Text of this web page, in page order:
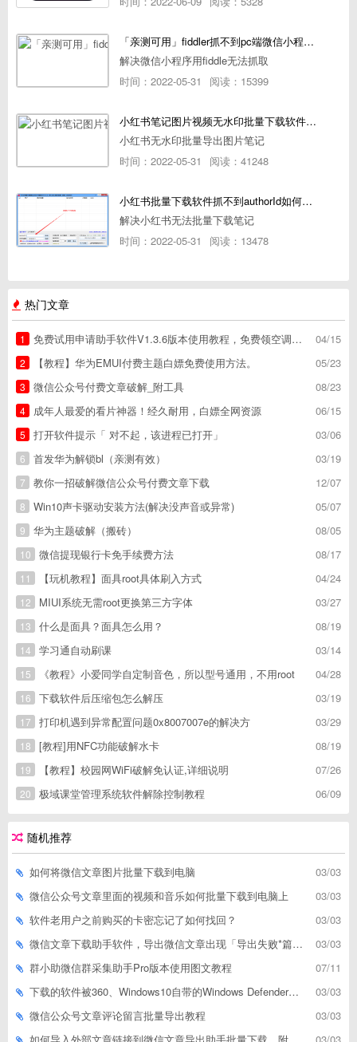
「亲测可用」fiddler抓不到pc端微信小程序包解决方案
解决微信小程序用fiddle无法抓取
时间：2022-05-31
阅读：15399
小红书笔记图片视频无水印批量下载软件使用教程
小红书无水印批量导出图片笔记
时间：2022-05-31
阅读：41248
小红书批量下载软件抓不到authorId如何解决
解决小红书无法批量下载笔记
时间：2022-05-31
阅读：13478
热门文章
04/15
1
免费试用申请助手软件V1.3.6版本使用教程，免费领空调冰箱，附下载地址
05/23
2
【教程】华为EMUI付费主题白嫖免费使用方法。
08/23
3
微信公众号付费文章破解_附工具
06/15
4
成年人最爱的看片神器！经久耐用，白嫖全网资源
03/06
5
打开软件提示「 对不起，该进程已打开」
03/19
6
首发华为解锁bl（亲测有效）
12/07
7
教你一招破解微信公众号付费文章下载
05/07
8
Win10声卡驱动安装方法(解决没声音或异常)
08/05
9
华为主题破解（搬砖）
08/17
10
微信提现银行卡免手续费方法
04/24
11
【玩机教程】面具root具体刷入方式
03/27
12
MIUI系统无需root更换第三方字体
08/19
13
什么是面具？面具怎么用？
03/14
14
学习通自动刷课
04/28
15
《教程》小爱同学自定制音色，所以型号通用，不用root
03/19
16
下载软件后压缩包怎么解压
03/29
17
打印机遇到异常配置问题0x8007007e的解决方
08/19
18
[教程]用NFC功能破解水卡
07/26
19
【教程】校园网WiFi破解免认证,详细说明
06/09
20 极域课堂管理系统软件解除控制教程
随机推荐
03/03
如何将微信文章图片批量下载到电脑
03/03
微信公众号文章里面的视频和音乐如何批量下载到电脑上
03/03
软件老用户之前购买的卡密忘记了如何找回？
03/03
微信文章下载助手软件，导出微信文章出现「导出失败*篇」如何解决
07/11
群小助微信群采集助手Pro版本使用图文教程
03/03
下载的软件被360、Windows10自带的Windows Defender、腾讯管家等杀毒软件误删了怎么解决
03/03
微信公众号文章评论留言批量导出教程